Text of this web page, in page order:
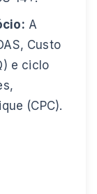
A
Custo
e ciclo
(CPC).